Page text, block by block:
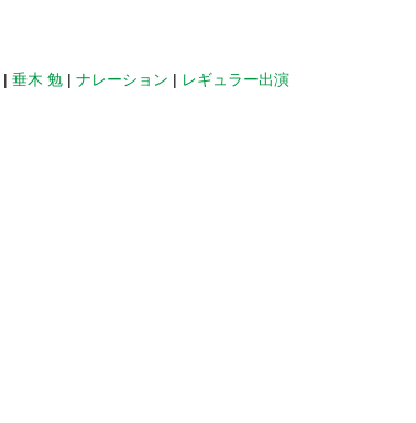
| 垂木 勉 | ナレーション | レギュラー出演